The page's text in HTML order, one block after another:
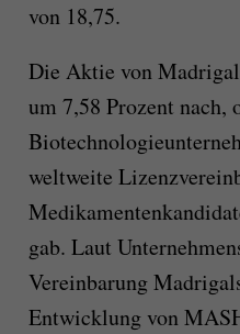
von 18,75.
Die Aktie von
um 7,58 Prozent nach,
weltweite
gab. Laut
Vereinbarung
Entwicklung von